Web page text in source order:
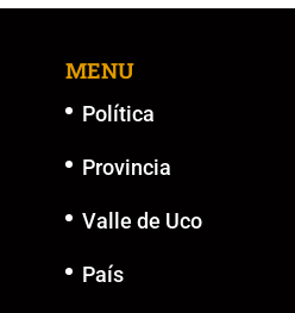
MENU
Política
Provincia
Valle de Uco
País